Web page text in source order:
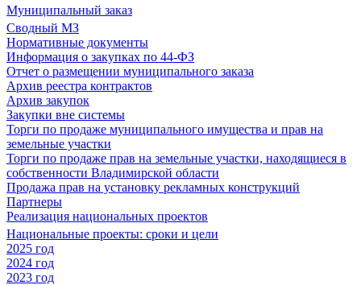
Муниципальный заказ
Сводный МЗ
Нормативные документы
Информация о закупках по 44-ФЗ
Отчет о размещении муниципального заказа
Архив реестра контрактов
Архив закупок
Закупки вне системы
Торги по продаже муниципального имущества и прав на
земельные участки
Торги по продаже прав на земельные участки, находящиеся в
собственности Владимирской области
Продажа прав на установку рекламных конструкций
Партнеры
Реализация национальных проектов
Национальные проекты: сроки и цели
2025 год
2024 год
2023 год